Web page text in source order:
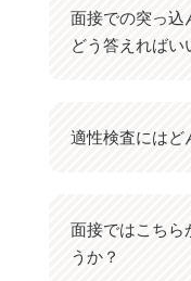
面接での突っ込
どう答えればい
適性検査にはど
面接ではこちら
うか？